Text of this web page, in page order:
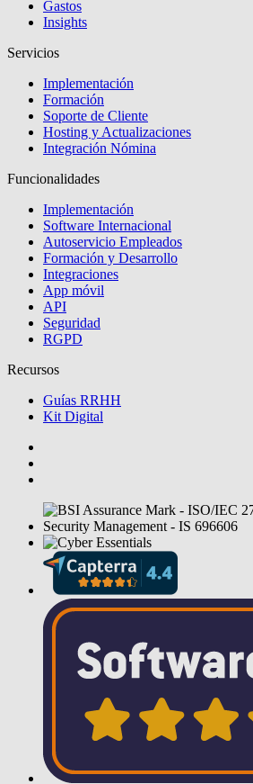
Gastos
Insights
Servicios
Implementación
Formación
Soporte de Cliente
Hosting y Actualizaciones
Integración Nómina
Funcionalidades
Implementación
Software Internacional
Autoservicio Empleados
Formación y Desarrollo
Integraciones
App móvil
API
Seguridad
RGPD
Recursos
Guías RRHH
Kit Digital